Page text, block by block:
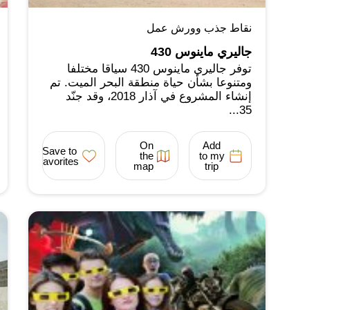
نقاط جذب وورش عمل
جاليري ماينوس 430
توفر جاليري ماينوس 430 سياقا مختلفا
ومتنوعا بشأن حياة منطقة البحر الميت. تم
إنشاء المشروع في آذار 2018، وقد جنّد
35...
Add
to my
trip
On
the
map
Save to
favorites